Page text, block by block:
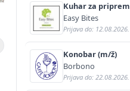
Kuhar za
jednostavnih jela
Easy Bites
Prijava do:
Konobar (m/ž)
Borbono
Prijava do: